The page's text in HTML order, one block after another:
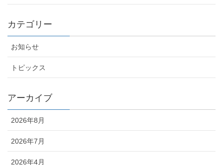
カテゴリー
お知らせ
トピックス
アーカイブ
2026年8月
2026年7月
2026年4月